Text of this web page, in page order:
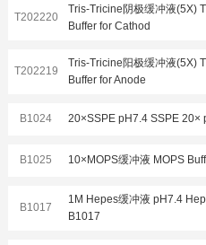
T202220
Tris-Tricine阴极缓冲液(5X)
Buffer for Cathod
T202219
Tris-Tricine阳极缓冲液(5X)
Buffer for Anode
B1024 20×SSPE pH7.4 SSPE 20×
B1025 10×MOPS缓冲液 MOPS
B1017
1M Hepes缓冲液 pH7.4
B1017